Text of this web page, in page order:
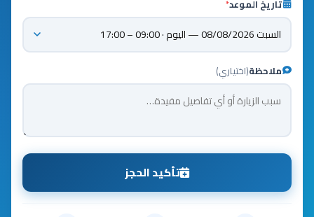
تاريخ الموعد*
ملاحظة(اختياري)
تأكيد الحجز